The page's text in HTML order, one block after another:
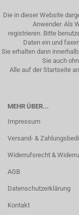
Die in dieser Website
Anwender. Als
registrieren. Bitte
Daten ein und
Sie erhalten dann
Sie auch
Alle auf der Startseite
MEHR ÜBER...
Impressum
Versand- &
Widerrufsrecht &
AGB
Datenschutzerklärung
Kontakt